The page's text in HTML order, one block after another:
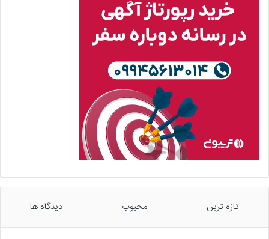
تازه ترین محبوب دیدگاه ها